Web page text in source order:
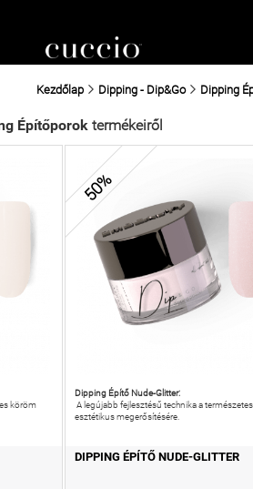
Kezdőlap Dipping - Dip&Go Dipping
Építőporok termékeiről
köröm
50%
Dipping Építő Nude-Glitter:
A legújabb fejlesztésű technika a
esztétikus megerősítésére.
DIPPING ÉPÍTŐ NUDE-GLITTER